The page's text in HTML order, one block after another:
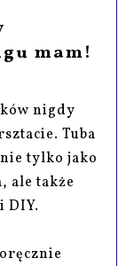
mam!
nigdy
Tuba
tylko jako
ale także
DIY.